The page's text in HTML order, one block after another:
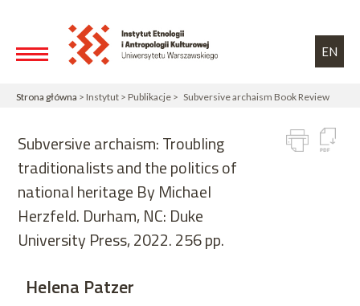
EN
Strona główna > Instytut > Publikacje > Subversive archaism Book Review
Subversive archaism: Troubling
traditionalists and the politics of
national heritage By Michael
Herzfeld. Durham, NC: Duke
University Press, 2022. 256 pp.
Helena Patzer